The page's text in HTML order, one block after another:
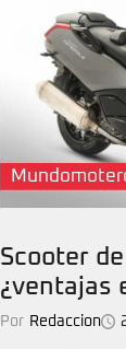
Scooter
¿ventajas
Por Redaccion